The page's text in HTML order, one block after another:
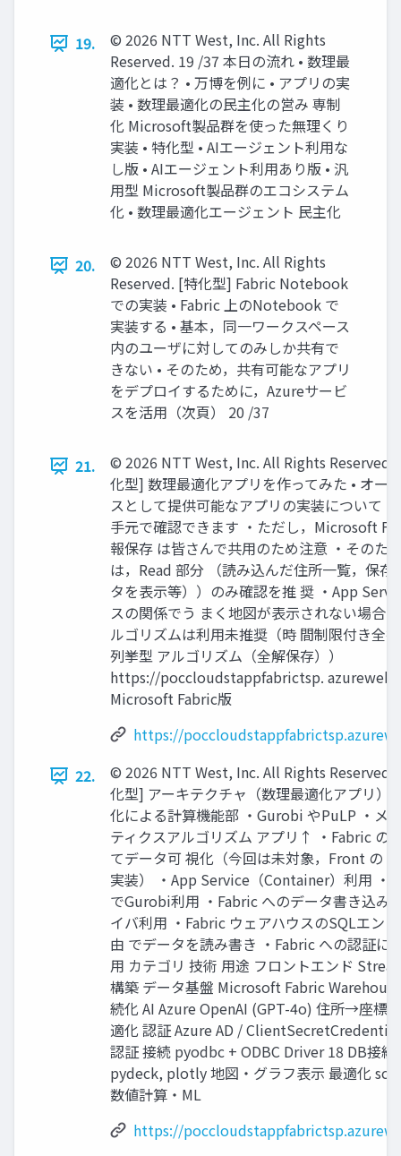
19.
© 2026 NTT West, Inc. All Rights
Reserved. 19 /37 本日の流れ • 数理最
適化とは？ • 万博を例に • アプリの実
装 • 数理最適化の民主化の営み 専制
化 Microsoft製品群を使った無理くり
実装 • 特化型 • AIエージェント利用な
し版 • AIエージェント利用あり版 • 汎
用型 Microsoft製品群のエコシステム
化 • 数理最適化エージェント 民主化
20.
© 2026 NTT West, Inc. All Rights
Reserved. [特化型] Fabric Notebook
での実装 • Fabric 上のNotebook で
実装する • 基本，同一ワークスペース
内のユーザに対してのみしか共有で
きない • そのため，共有可能なアプリ
をデプロイするために，Azureサービ
スを活用（次頁） 20 /37
21.
© 2026 NTT West, Inc. All Rights Reserved.
化型] 数理最適化アプリを作ってみた • オー
スとして提供可能なアプリの実装について
手元で確認できます ・ただし，Microsoft
報保存 は皆さんで共用のため注意 ・そのた
は，Read 部分 （読み込んだ住所一覧，保存
タを表示等））のみ確認を推 奨 ・App
スの関係でう まく地図が表示されない場合
ルゴリズムは利用未推奨（時 間制限付き全
列挙型 アルゴリズム（全解保存））
https://poccloudstappfabrictsp.
Microsoft Fabric版
https://
22.
© 2026 NTT West, Inc. All Rights Reserved.
化型] アーキテクチャ（数理最適化アプリ）
化による計算機能部 ・Gurobi やPuLP ・メ
ティクスアルゴリズム アプリ↑ ・Fabric の
てデータ可 視化（今回は未対象，Front の
実装） ・App Service（Container）利用 ・
でGurobi利用 ・Fabric へのデータ書き込み
イバ利用 ・Fabric ウェアハウスのSQLエン
由 でデータを読み書き ・Fabric への認証に
用 カテゴリ 技術 用途 フロントエンド
構築 データ基盤 Microsoft Fabric
続化 AI Azure OpenAI (GPT-4o) 住所→座標
適化 認証 Azure AD /
認証 接続 pyodbc + ODBC Driver 18 DB接続
pydeck, plotly 地図・グラフ表示 最適化
数値計算・ML
https://